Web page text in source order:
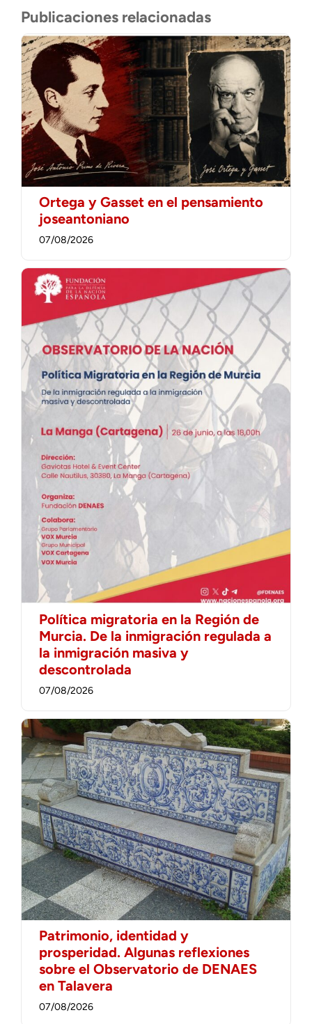
Publicaciones relacionadas
Ortega y Gasset en el pensamiento
joseantoniano
07/08/2026
Política migratoria en la Región de
Murcia. De la inmigración regulada a
la inmigración masiva y
descontrolada
07/08/2026
Patrimonio, identidad y
prosperidad. Algunas reflexiones
sobre el Observatorio de DENAES
en Talavera
07/08/2026